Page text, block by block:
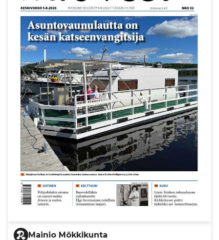
Mainio Mökkikunta